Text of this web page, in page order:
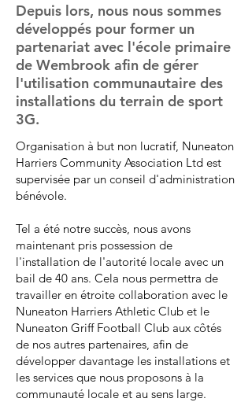
Depuis lors, nous nous sommes
développés pour former un
partenariat avec l'école primaire
de Wembrook afin de gérer
l'utilisation communautaire des
installations du terrain de sport
3G.
Organisation à but non lucratif, Nuneaton
Harriers Community Association Ltd est
supervisée par un conseil d'administration
bénévole.
Tel a été notre succès, nous avons
maintenant pris possession de
l'installation de l'autorité locale avec un
bail de 40 ans. Cela nous permettra de
travailler en étroite collaboration avec le
Nuneaton Harriers Athletic Club et le
Nuneaton Griff Football Club aux côtés
de nos autres partenaires, afin de
développer davantage les installations et
les services que nous proposons à la
communauté locale et au sens large.